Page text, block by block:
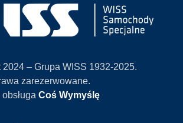
2024 – Grupa WISS 1932-2025.
zarezerwowane.
Coś Wymyślę